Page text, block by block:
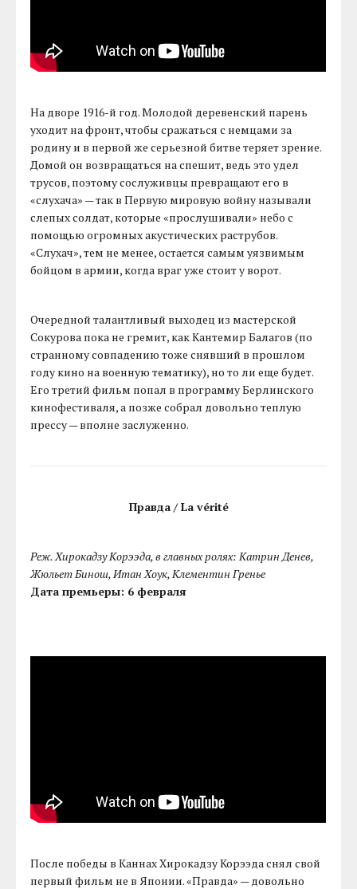
На дворе 1916-й год. Молодой деревенский парень
уходит на фронт, чтобы сражаться с немцами за
родину и в первой же серьезной битве теряет зрение.
Домой он возвращаться на спешит, ведь это удел
трусов, поэтому сослуживцы превращают его в
«слухача» — так в Первую мировую войну называли
слепых солдат, которые «прослушивали» небо с
помощью огромных акустических раструбов.
«Слухач», тем не менее, остается самым уязвимым
бойцом в армии, когда враг уже стоит у ворот.
Очередной талантливый выходец из мастерской
Сокурова пока не гремит, как Кантемир Балагов (по
странному совпадению тоже снявший в прошлом
году кино на военную тематику), но то ли еще будет.
Его третий фильм попал в программу Берлинского
кинофестиваля, а позже собрал довольно теплую
прессу — вполне заслуженно.
Правда / La vérité
Реж. Хирокадзу Корээда, в главных ролях: Катрин Денев,
Жюльет Бинош, Итан Хоук, Клементин Гренье
Дата премьеры: 6 февраля
После победы в Каннах Хирокадзу Корээда снял свой
первый фильм не в Японии. «Правда» — довольно